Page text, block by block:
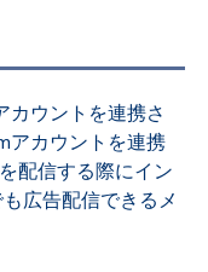
カウントを連携さ
アカウントを連携
配信する際にイン
広告配信できるメ